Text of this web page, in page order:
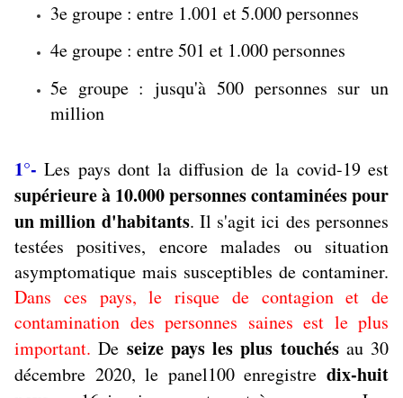
3e groupe : entre 1.001 et 5.000 personnes
4e groupe : entre 501 et 1.000 personnes
5e groupe : jusqu'à 500 personnes sur un
million
1°- Les pays dont la diffusion de la covid-19 est
supérieure à 10.000 personnes contaminées pour
un million d'habitants. Il s'agit ici des personnes
testées positives, encore malades ou situation
asymptomatique mais susceptibles de contaminer.
Dans ces pays, le risque de contagion et de
contamination des personnes saines est le plus
important. De seize pays les plus touchésau 30
décembre 2020, le panel100 enregistre dix-huit